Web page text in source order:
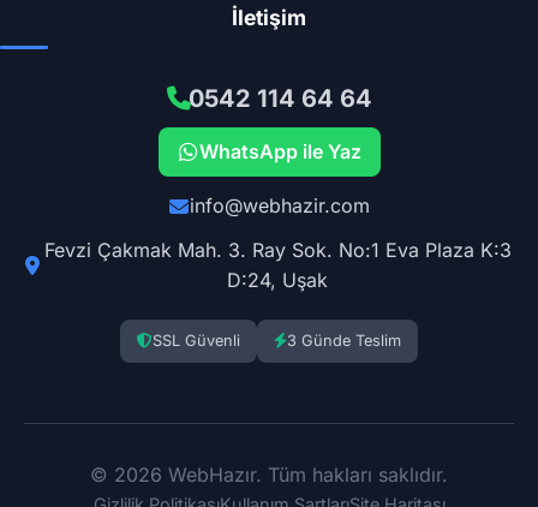
İletişim
0542 114 64 64
WhatsApp ile Yaz
info@webhazir.com
Fevzi Çakmak Mah. 3. Ray Sok. No:1 Eva Plaza K:3
D:24, Uşak
SSL Güvenli 3 Günde Teslim
© 2026 WebHazır. Tüm hakları saklıdır.